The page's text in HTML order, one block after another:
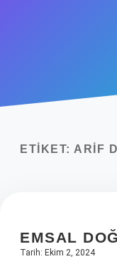
Yasal Uyarı
ETIKET: ARIF
EMSAL
Tarih: Ekim 2, 2024